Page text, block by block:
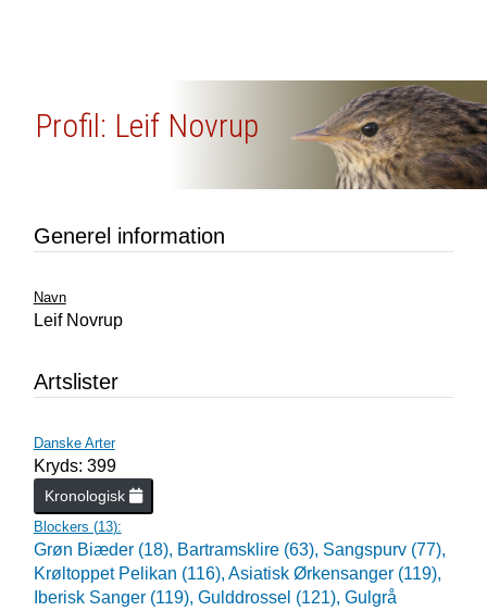
Profil: Leif Novrup
Generel information
Navn
Leif Novrup
Artslister
Danske Arter
Kryds: 399
Kronologisk
Blockers (13):
Grøn Biæder (18), Bartramsklire (63), Sangspurv (77),
Krøltoppet Pelikan (116), Asiatisk Ørkensanger (119),
Iberisk Sanger (119), Gulddrossel (121), Gulgrå